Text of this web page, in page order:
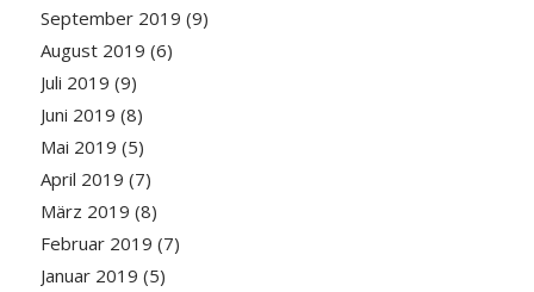
September 2019 (9)
August 2019 (6)
Juli 2019 (9)
Juni 2019 (8)
Mai 2019 (5)
April 2019 (7)
März 2019 (8)
Februar 2019 (7)
Januar 2019 (5)